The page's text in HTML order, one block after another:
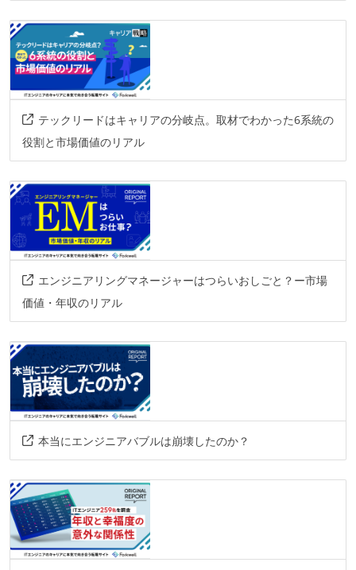
テックリードはキャリアの分岐点。取材でわかった6系統の
役割と市場価値のリアル
エンジニアリングマネージャーはつらいおしごと？ー市場
価値・年収のリアル
本当にエンジニアバブルは崩壊したのか？